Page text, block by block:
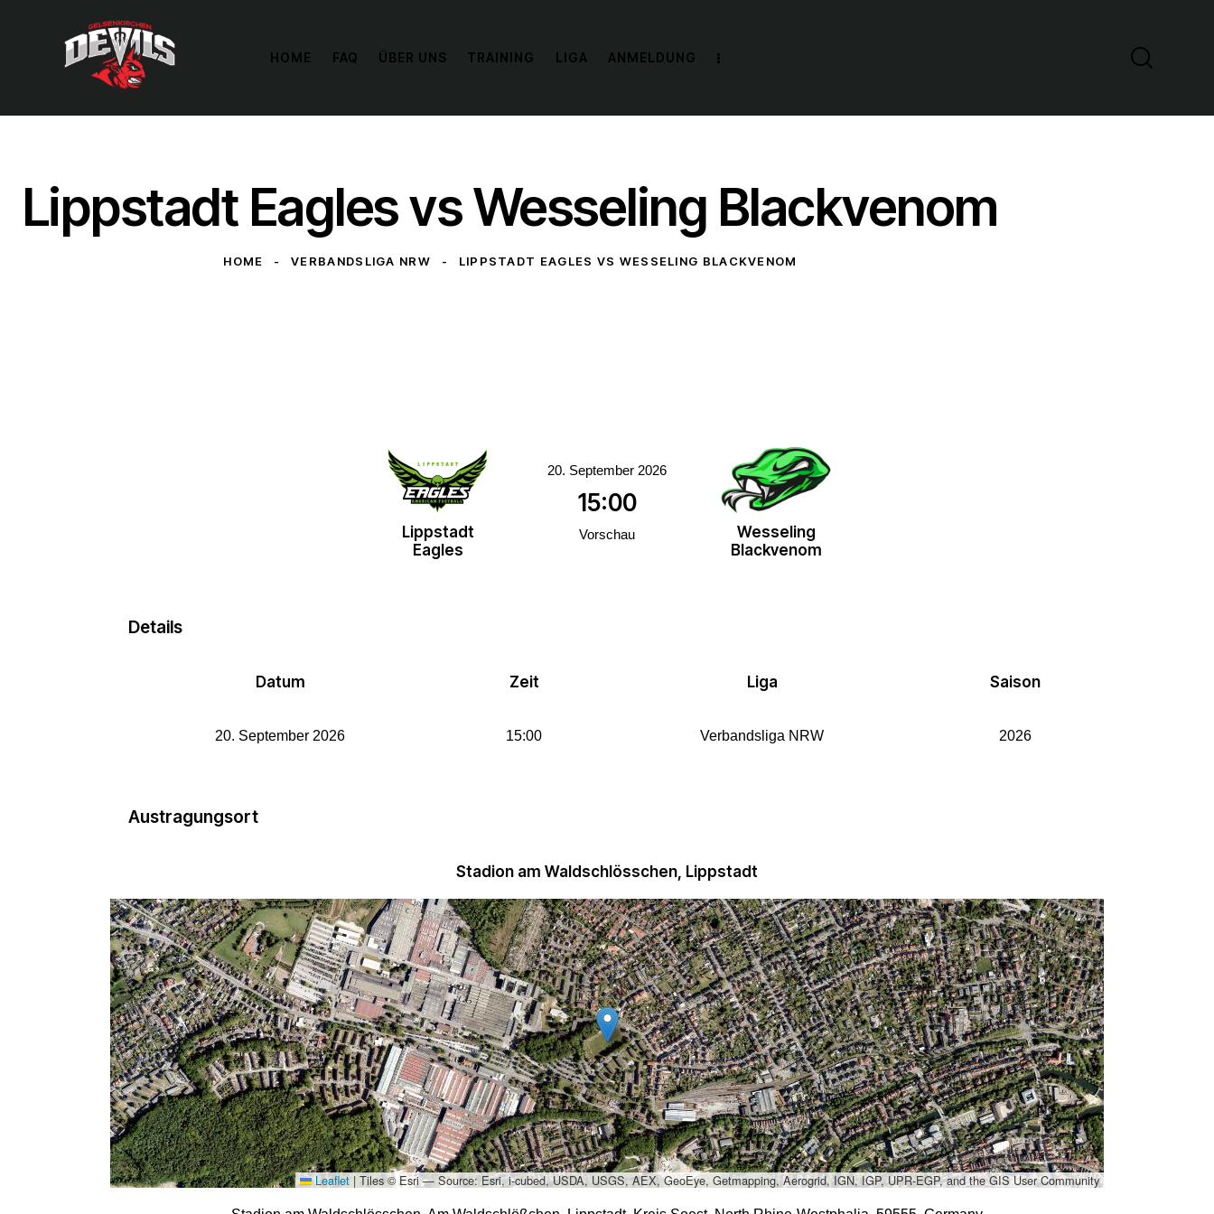
HOME FAQ ÜBER UNS TRAINING LIGA ANMELDUNG
Lippstadt Eagles vs Wesseling Blackvenom
HOME VERBANDSLIGA NRW LIPPSTADT EAGLES VS WESSELING BLACKVENOM
Lippstadt
Eagles
Wesseling
Blackvenom
20. September 2026
15:00
Vorschau
Details
Datum Zeit Liga Saison
20. September 2026 15:00 Verbandsliga NRW 2026
Austragungsort
Stadion am Waldschlösschen, Lippstadt
Leaflet | Tiles © Esri — Source: Esri, i-cubed, USDA, USGS, AEX, GeoEye, Getmapping, Aerogrid, IGN, IGP, UPR-EGP, and the GIS User Community